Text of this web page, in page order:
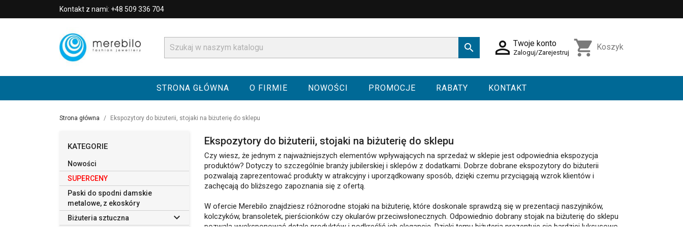
Kontakt z nami: +48 509 336 704
  Twoje konto
Zaloguj/Zarejestruj shopping_cart Koszyk
STRONA GŁÓWNA O FIRMIE NOWOŚCI PROMOCJE RABATY KONTAKT
Strona główna Ekspozytory do biżuterii, stojaki na biżuterię do sklepu
KATEGORIE
Nowości
SUPERCENY
Paski do spodni damskie
metalowe, z ekoskóry
Biżuteria sztuczna

Ekspozytory do biżuterii, stojaki na biżuterię do sklepu
Czy wiesz, że jednym z najważniejszych elementów wpływających na sprzedaż w sklepie jest odpowiednia ekspozycja
produktów? Dotyczy to szczególnie branży jubilerskiej i sklepów z dodatkami. Dobrze dobrane ekspozytory do biżuterii
pozwalają zaprezentować produkty w atrakcyjny i uporządkowany sposób, dzięki czemu przyciągają wzrok klientów i
zachęcają do bliższego zapoznania się z ofertą.
W ofercie Merebilo znajdziesz różnorodne stojaki na biżuterię, które doskonale sprawdzą się w prezentacji naszyjników,
kolczyków, bransoletek, pierścionków czy okularów przeciwsłonecznych. Odpowiednio dobrany stojak na biżuterię do sklepu